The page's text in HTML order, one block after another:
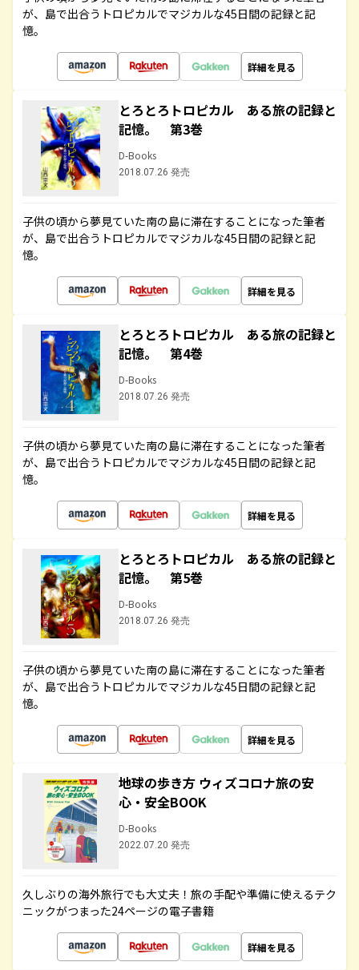
が、島で出合うトロピカルでマジカルな45日間の記録と記
憶。
詳細を見る
とろとろトロピカル ある旅の記録と
記憶。 第3巻
D-Books
2018.07.26 発売
子供の頃から夢見ていた南の島に滞在することになった筆者
が、島で出合うトロピカルでマジカルな45日間の記録と記
憶。
詳細を見る
とろとろトロピカル ある旅の記録と
記憶。 第4巻
D-Books
2018.07.26 発売
子供の頃から夢見ていた南の島に滞在することになった筆者
が、島で出合うトロピカルでマジカルな45日間の記録と記
憶。
詳細を見る
とろとろトロピカル ある旅の記録と
記憶。 第5巻
D-Books
2018.07.26 発売
子供の頃から夢見ていた南の島に滞在することになった筆者
が、島で出合うトロピカルでマジカルな45日間の記録と記
憶。
詳細を見る
地球の歩き方 ウィズコロナ旅の安
心・安全BOOK
D-Books
2022.07.20 発売
久しぶりの海外旅行でも大丈夫！旅の手配や準備に使えるテク
ニックがつまった24ページの電子書籍
詳細を見る